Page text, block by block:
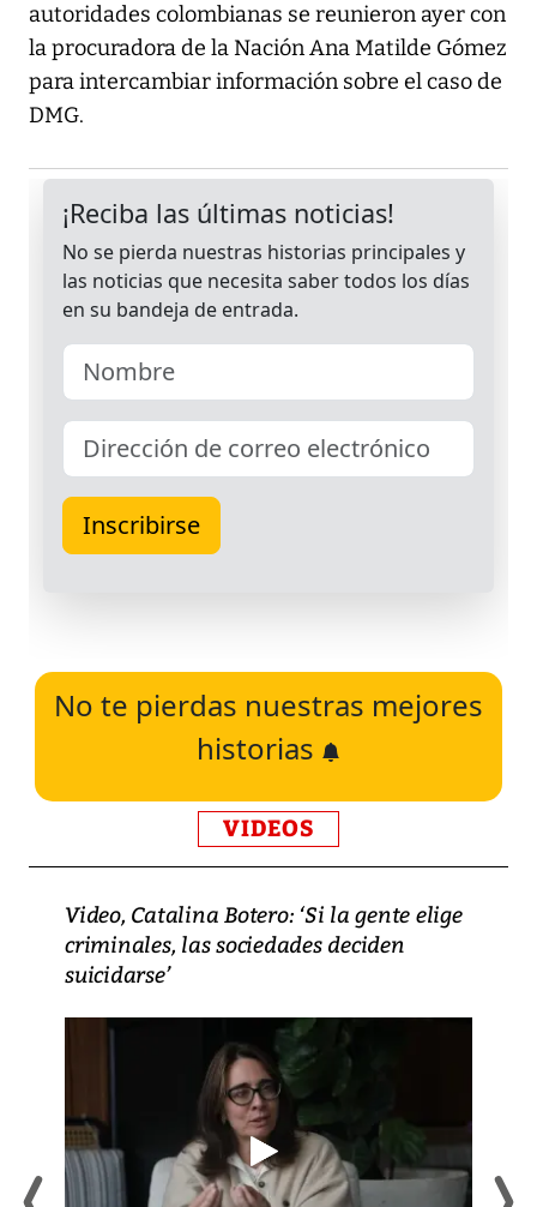
autoridades colombianas se reunieron ayer con
la procuradora de la Nación Ana Matilde Gómez
para intercambiar información sobre el caso de
DMG.
No te pierdas nuestras mejores
historias
VIDEOS
Video, Catalina Botero: ‘Si la gente elige
criminales, las sociedades deciden
suicidarse’